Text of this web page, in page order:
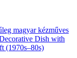
magyar kézműves
Dish with
(1970s–80s)